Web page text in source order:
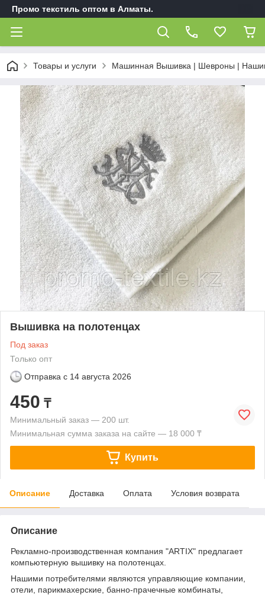
Промо текстиль оптом в Алматы.
Товары и услуги Машинная Вышивка | Шевроны |
Вышивка на полотенцах
Под заказ
Только опт
Отправка с 14 августа 2026
450 ₸
Минимальный заказ — 200 шт.
Минимальная сумма заказа на сайте — 18 000 ₸
Купить
Описание Доставка Оплата Условия возврата
Описание
Рекламно-производственная компания "ARTIX" предлагает
компьютерную вышивку на полотенцах.
Нашими потребителями являются управляющие компании,
отели, парикмахерские, банно-прачечные комбинаты,